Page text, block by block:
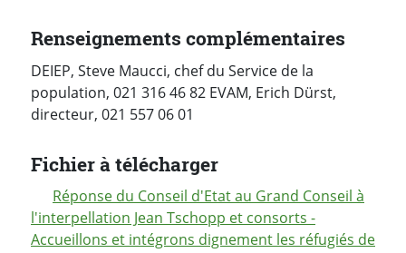
Renseignements complémentaires
DEIEP, Steve Maucci, chef du Service de la
population, 021 316 46 82 EVAM, Erich Dürst,
directeur, 021 557 06 01
Fichier à télécharger
Réponse du Conseil d'Etat au Grand Conseil à
l'interpellation Jean Tschopp et consorts -
Accueillons et intégrons dignement les réfugiés de